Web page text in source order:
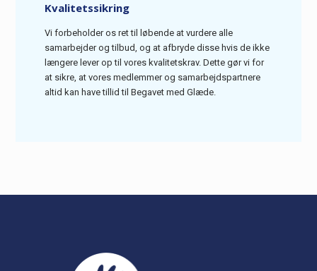
Kvalitetssikring
Vi forbeholder os ret til løbende at vurdere alle
samarbejder og tilbud, og at afbryde disse hvis de ikke
længere lever op til vores kvalitetskrav. Dette gør vi for
at sikre, at vores medlemmer og samarbejdspartnere
altid kan have tillid til Begavet med Glæde.